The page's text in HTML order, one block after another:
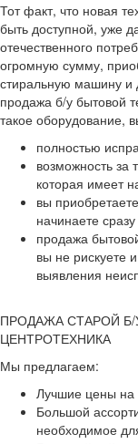
Тот факт, что новая
быть доступной, уже
отечественного
огромную сумму,
стиральную машину и
продажа б/у бытовой
такое оборудование,
полностью
возможность за
которая имеет
вы
начинаете
продажа
вы не рискуете
выявления
ПРОДАЖА СТАРОЙ
ЦЕНТРОТЕХНИКА
Мы предлагаем:
Лучшие цены на
Большой
необходимое